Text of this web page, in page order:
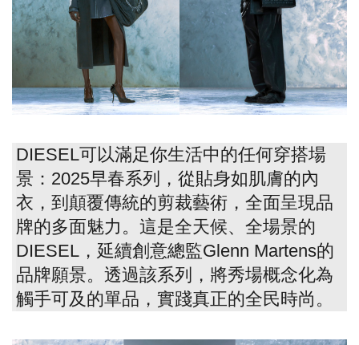
DIESEL可以滿足你生活中的任何穿搭場
景：2025早春系列，從貼身如肌膚的內
衣，到顛覆傳統的剪裁藝術，全面呈現品
牌的多面魅力。這是全天候、全場景的
DIESEL，延續創意總監Glenn Martens的
品牌願景。透過該系列，將秀場概念化為
觸手可及的單品，實踐真正的全民時尚。